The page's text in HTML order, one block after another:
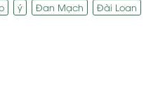
ý Đan Mạch
Đài Loan